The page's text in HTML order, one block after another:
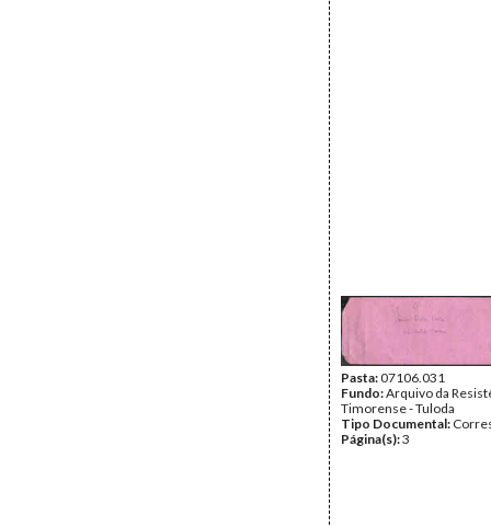
Pasta:07106.031
Fundo:Arquivo da
Timorense - Tuloda
Tipo Documental:
Página(s):3